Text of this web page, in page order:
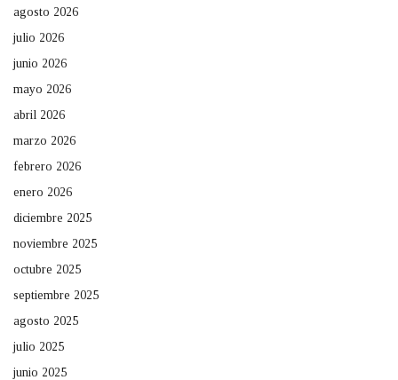
agosto 2026
julio 2026
junio 2026
mayo 2026
abril 2026
marzo 2026
febrero 2026
enero 2026
diciembre 2025
noviembre 2025
octubre 2025
septiembre 2025
agosto 2025
julio 2025
junio 2025